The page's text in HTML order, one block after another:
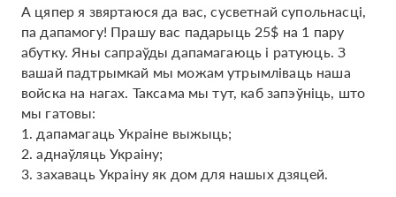
А цяпер я звяртаюся да вас, сусветнай супольнасці,
па дапамогу! Прашу вас падарыць 25$ на 1 пару
абутку. Яны сапраўды дапамагаюць і ратуюць. З
вашай падтрымкай мы можам утрымліваць наша
войска на нагах. Таксама мы тут, каб запэўніць, што
мы гатовы:
1. дапамагаць Украіне выжыць;
2. аднаўляць Украіну;
3. захаваць Украіну як дом для нашых дзяцей.